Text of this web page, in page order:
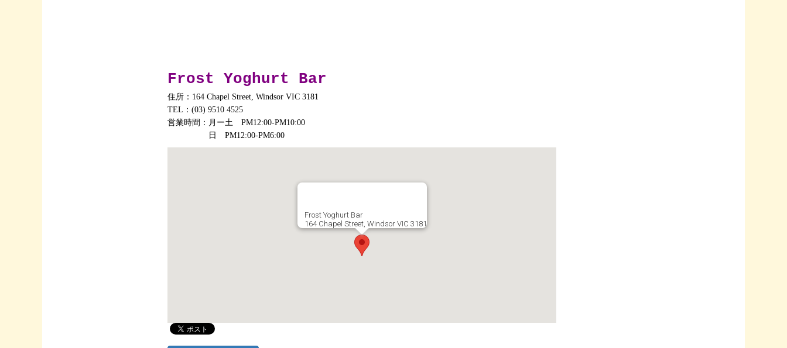
Frost Yoghurt Bar
住所：164 Chapel Street, Windsor VIC 3181
TEL：(03) 9510 4525
営業時間：月ー土 PM12:00-PM10:00
日 PM12:00-PM6:00
Frost Yoghurt Bar
164 Chapel Street, Windsor VIC 3181